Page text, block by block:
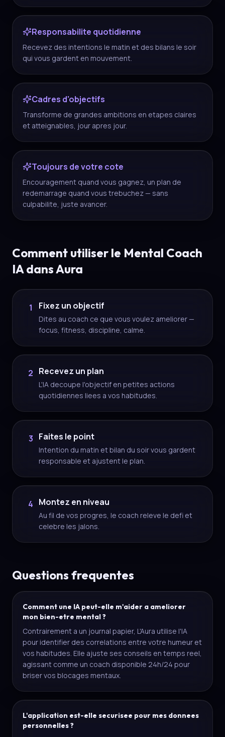
Responsabilite quotidienne
Recevez des intentions le matin et des bilans le soir
qui vous gardent en mouvement.
Cadres d'objectifs
Transforme de grandes ambitions en etapes claires
et atteignables, jour apres jour.
Toujours de votre cote
Encouragement quand vous gagnez, un plan de
redemarrage quand vous trebuchez — sans
culpabilite, juste avancer.
Comment utiliser le Mental Coach
IA dans Aura
1 Fixez un objectif
Dites au coach ce que vous voulez ameliorer —
focus, fitness, discipline, calme.
2 Recevez un plan
L'IA decoupe l'objectif en petites actions
quotidiennes liees a vos habitudes.
3 Faites le point
Intention du matin et bilan du soir vous gardent
responsable et ajustent le plan.
4 Montez en niveau
Au fil de vos progres, le coach releve le defi et
celebre les jalons.
Questions frequentes
Comment une IA peut-elle m'aider a ameliorer
mon bien-etre mental ?
Contrairement a un journal papier, L'Aura utilise l'IA
pour identifier des correlations entre votre humeur et
vos habitudes. Elle ajuste ses conseils en temps reel,
agissant comme un coach disponible 24h/24 pour
briser vos blocages mentaux.
L'application est-elle securisee pour mes donnees
personnelles ?